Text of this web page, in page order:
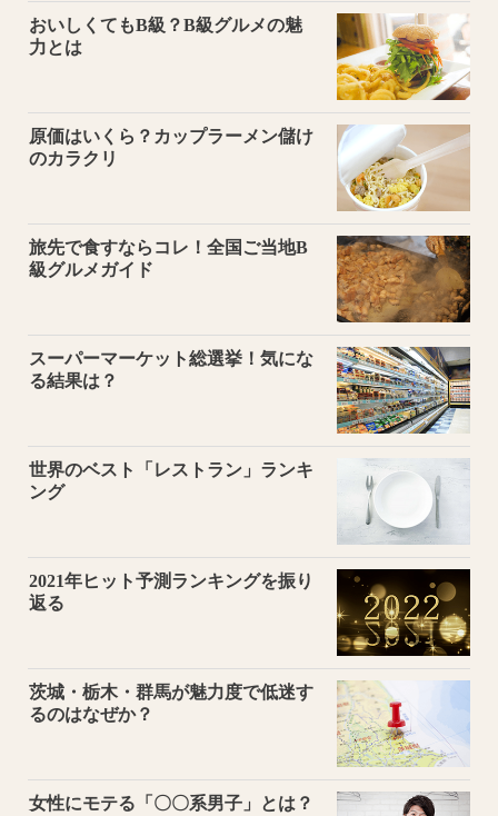
おいしくてもB級？B級グルメの魅
力とは
原価はいくら？カップラーメン儲け
のカラクリ
旅先で食すならコレ！全国ご当地B
級グルメガイド
スーパーマーケット総選挙！気にな
る結果は？
世界のベスト「レストラン」ランキ
ング
2021年ヒット予測ランキングを振り
返る
茨城・栃木・群馬が魅力度で低迷す
るのはなぜか？
女性にモテる「〇〇系男子」とは？